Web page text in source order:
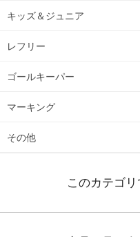
キッズ＆ジュニア
レフリー
ゴールキーパー
マーキング
その他